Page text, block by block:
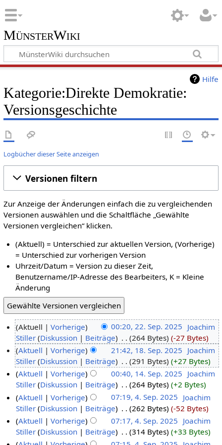
MünsterWiki
Hilfe
Kategorie:Direkte Demokratie:
Versionsgeschichte
Logbücher dieser Seite anzeigen
Versionen filtern
Zur Anzeige der Änderungen einfach die zu vergleichenden
Versionen auswählen und die Schaltfläche „Gewählte
Versionen vergleichen“ klicken.
(Aktuell) = Unterschied zur aktuellen Version, (Vorherige)
= Unterschied zur vorherigen Version
Uhrzeit/Datum = Version zu dieser Zeit,
Benutzername/IP-Adresse des Bearbeiters, K = Kleine
Änderung
Aktuell Vorherige 00:20, 22. Sep. 2025 Joachim
Stiller Diskussion Beiträge 264 Bytes
-27 Bytes
Aktuell
Vorherige 21:42, 18. Sep. 2025 Joachim
Stiller Diskussion Beiträge 291 Bytes
+27 Bytes
Aktuell
Vorherige 00:40, 14. Sep. 2025 Joachim
Stiller Diskussion Beiträge 264 Bytes
+2 Bytes
Aktuell
Vorherige 07:19, 4. Sep. 2025 Joachim
Stiller Diskussion Beiträge 262 Bytes
-52 Bytes
Aktuell
Vorherige 07:17, 4. Sep. 2025 Joachim
Stiller Diskussion Beiträge 314 Bytes
+33 Bytes